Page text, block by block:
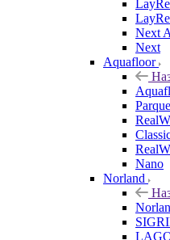
Next
Next
Aquafloor
Nano
Norland